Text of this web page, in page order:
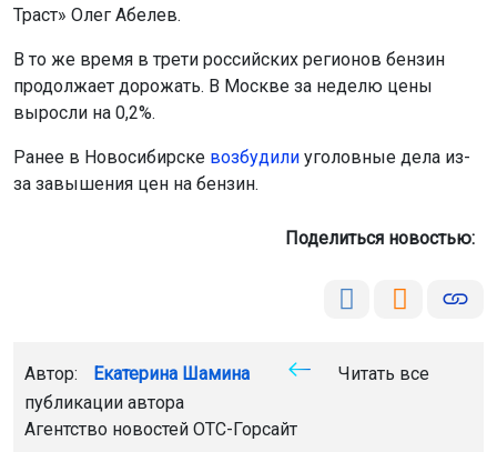
Траст» Олег Абелев.
В то же время в трети российских регионов бензин
продолжает дорожать. В Москве за неделю цены
выросли на 0,2%.
Ранее в Новосибирске возбудили уголовные дела из-
за завышения цен на бензин.
Поделиться новостью:
Автор: Екатерина Шамина
Читать все
публикации автора
Агентство новостей ОТС-Горсайт